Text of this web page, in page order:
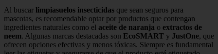
Al buscar limpiasuelos insecticidas que sean seguros para
mascotas, es recomendable optar por productos que contengan
ingredientes naturales como el aceite de naranja o extractos de
neem. Algunas marcas destacadas son EcoSMART y JustOne, que
ofrecen opciones efectivas y menos tóxicas. Siempre es fundamental